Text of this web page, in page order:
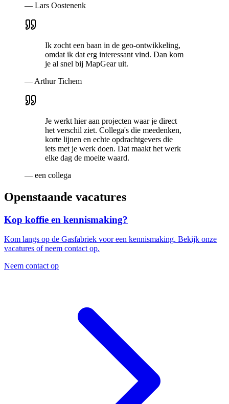
— Lars Oostenenk
Ik zocht een baan in de geo-ontwikkeling,
omdat ik dat erg interessant vind. Dan kom
je al snel bij MapGear uit.
— Arthur Tichem
Je werkt hier aan projecten waar je direct
het verschil ziet. Collega's die meedenken,
korte lijnen en echte opdrachtgevers die
iets met je werk doen. Dat maakt het werk
elke dag de moeite waard.
— een collega
Openstaande vacatures
Kop koffie en kennismaking?
Kom langs op de Gasfabriek voor een kennismaking. Bekijk onze
vacatures of neem contact op.
Neem contact op